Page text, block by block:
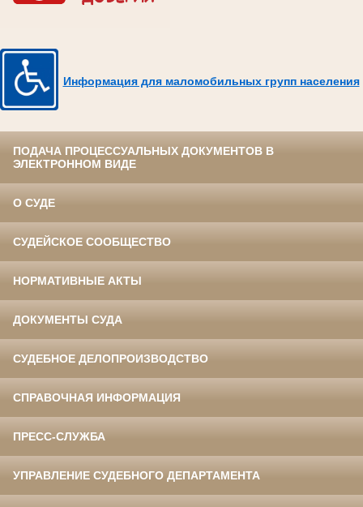
Информация для маломобильных групп населения
ПОДАЧА ПРОЦЕССУАЛЬНЫХ ДОКУМЕНТОВ В
ЭЛЕКТРОННОМ ВИДЕ
О СУДЕ
СУДЕЙСКОЕ СООБЩЕСТВО
НОРМАТИВНЫЕ АКТЫ
ДОКУМЕНТЫ СУДА
СУДЕБНОЕ ДЕЛОПРОИЗВОДСТВО
СПРАВОЧНАЯ ИНФОРМАЦИЯ
ПРЕСС-СЛУЖБА
УПРАВЛЕНИЕ СУДЕБНОГО ДЕПАРТАМЕНТА